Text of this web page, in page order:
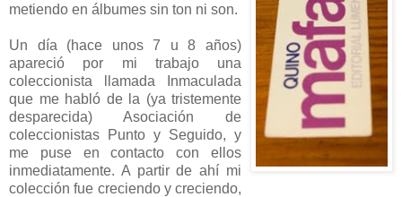
metiendo en álbumes sin ton ni son.
Un día (hace unos 7 u 8 años)
apareció por mi trabajo una
coleccionista llamada Inmaculada
que me habló de la (ya tristemente
desparecida) Asociación de
coleccionistas Punto y Seguido, y
me puse en contacto con ellos
inmediatamente. A partir de ahí mi
colección fue creciendo y creciendo,